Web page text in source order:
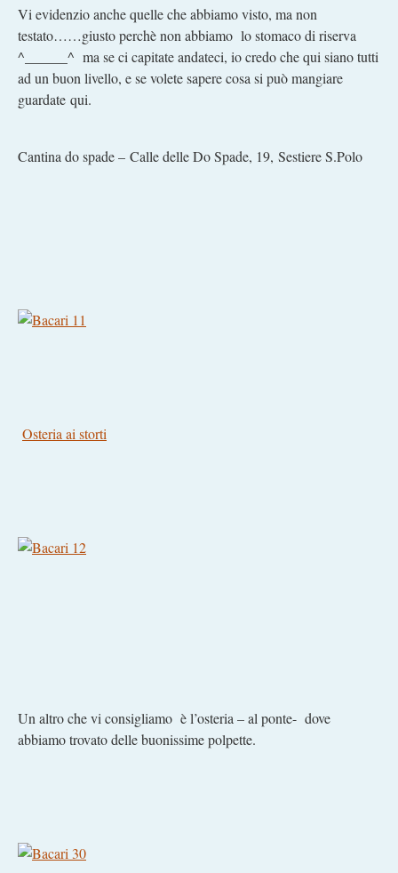
Vi evidenzio anche quelle che abbiamo visto, ma non
testato……giusto perchè non abbiamo lo stomaco di riserva
^______^ ma se ci capitate andateci, io credo che qui siano tutti
ad un buon livello, e se volete sapere cosa si può mangiare
guardate qui.
Cantina do spade – Calle delle Do Spade, 19, Sestiere S.Polo
Osteria ai storti
Un altro che vi consigliamo è l’osteria – al ponte- dove
abbiamo trovato delle buonissime polpette.